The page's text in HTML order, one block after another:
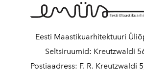
Eesti Maastikuarhitektuuri
Seltsiruumid: Kreutzwaldi
Postiaadress: F. R. Kreutzwaldi